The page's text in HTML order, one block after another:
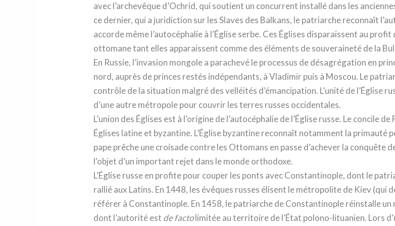
avec l’archevêque d’Ochrid, qui soutient un concurrent installé dans les
ce dernier, qui a juridiction sur les Slaves des Balkans, le patriarche reconnaît
accorde même l’autocéphalie à l’Église serbe. Ces Églises disparaissent au
ottomane tant elles apparaissent comme des éléments de souveraineté de la
En Russie, l’invasion mongole a parachevé le processus de désagrégation en
nord, auprès de princes restés indépendants, à Vladimir puis à Moscou. Le
contrôle de la situation malgré des velléités d’émancipation. L’unité de l’Église
d’une autre métropole pour couvrir les terres russes occidentales.
L’union des Églises est à l’origine de l’autocéphalie de l’Église russe. Le concile
Églises latine et byzantine. L’Église byzantine reconnaît notamment la
pape prêche une croisade contre les Ottomans en passe d’achever la conquête
l’objet d’un important rejet dans le monde orthodoxe.
L’Église russe en profite pour couper les ponts avec Constantinople, dont le
rallié aux Latins. En 1448, les évêques russes élisent le métropolite de Kiev (qui
référer à Constantinople. En 1458, le patriarche de Constantinople réinstalle
dont l’autorité est de factolimitée au territoire de l’État polono-lituanien. Lors